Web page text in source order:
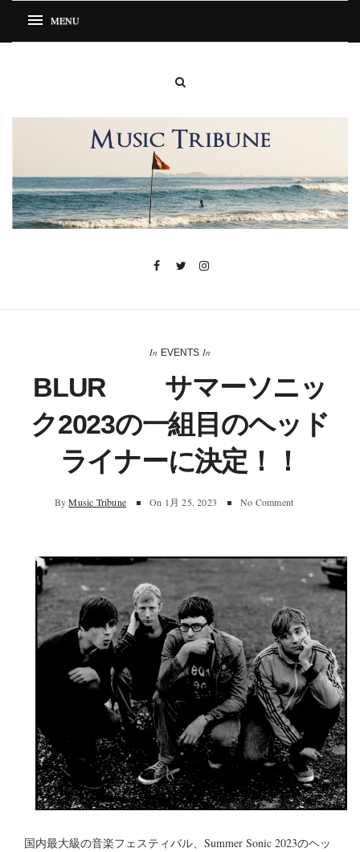
In EVENTS In
BLUR サマーソニッ
ク2023の一組目のヘッド
ライナーに決定！！
By Music Tribune On 1月 25, 2023 No Comment
国内最大級の音楽フェスティバル、Summer Sonic 2023のヘッ